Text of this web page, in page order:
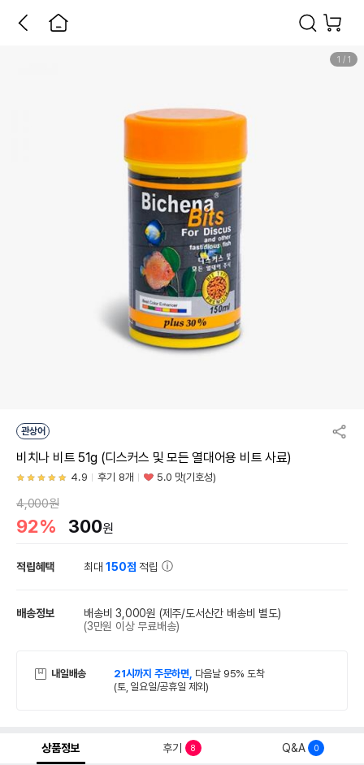
1 / 1
관상어
비치나 비트 51g (디스커스 및 모든 열대어용 비트 사료)
4.9 후기 8개 5.0 맛(기호성)
4,000원
92% 300원
적립혜택 최대150점 적립
배송정보 배송비 3,000원 (제주/도서산간 배송비 별도)
(3만원 이상 무료배송)
내일배송 21시까지 주문하면, 다음날 95% 도착
(토, 일요일/공휴일 제외)
상품정보 후기 8 Q&A 0